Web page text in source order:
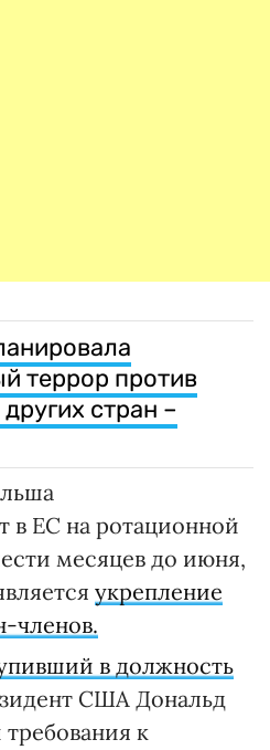
террор против
стран –
в ЕС на ротационной
месяцев до июня,
укрепление
членов.
в должность
США Дональд
к